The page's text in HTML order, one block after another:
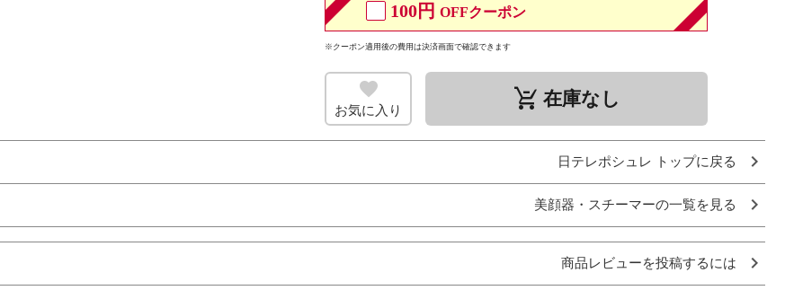
100円 OFFクーポン
※クーポン適用後の費用は決済画面で確認できます
お気に入り remove_shopping_cart 在庫なし
日テレポシュレ トップに戻る
美顔器・スチーマーの一覧を見る
商品レビューを投稿するには